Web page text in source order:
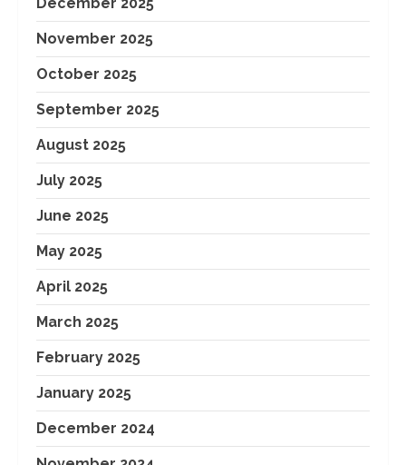
November 2025
October 2025
September 2025
August 2025
July 2025
June 2025
May 2025
April 2025
March 2025
February 2025
January 2025
December 2024